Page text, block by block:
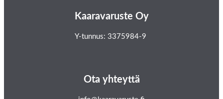
Kaaravaruste Oy
Y-tunnus: 3375984-9
Ota yhteyttä